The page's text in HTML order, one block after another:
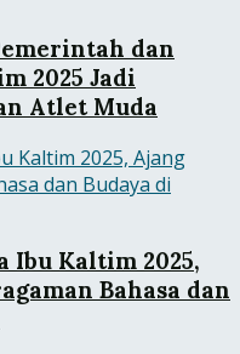
dan
2025 Jadi
Atlet Muda
Ibu Kaltim 2025,
Bahasa dan